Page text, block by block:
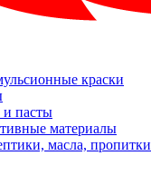
краски
и пасты
материалы
масла, пропитки